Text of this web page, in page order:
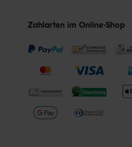
Zahlarten im Online-Shop